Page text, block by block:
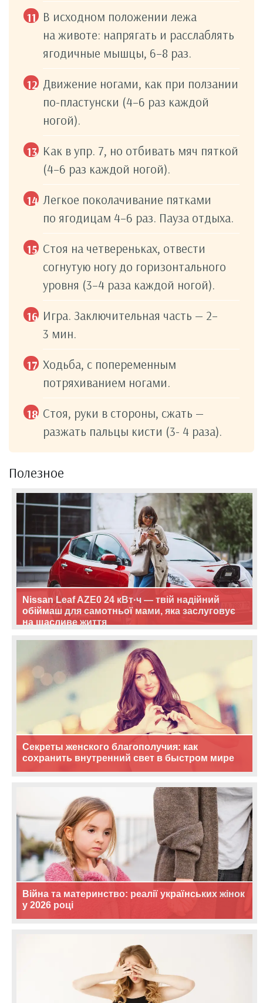
В исходном положении лежа
на животе: напрягать и расслаблять
ягодичные мышцы, 6–8 раз.
Движение ногами, как при ползании
по-пластунски (4–6 раз каждой
ногой).
Как в упр. 7, но отбивать мяч пяткой
(4–6 раз каждой ногой).
Легкое поколачивание пятками
по ягодицам 4–6 раз. Пауза отдыха.
Стоя на четвереньках, отвести
согнутую ногу до горизонтального
уровня (3–4 раза каждой ногой).
Игра. Заключительная часть — 2–
3 мин.
Ходьба, с попеременным
потряхиванием ногами.
Стоя, руки в стороны, сжать —
разжать пальцы кисти (3- 4 раза).
Полезное
Nissan Leaf AZE0 24 кВт·ч — твій надійний
обіймаш для самотньої мами, яка заслуговує
на щасливе життя
Секреты женского благополучия: как
сохранить внутренний свет в быстром мире
Війна та материнство: реалії українських жінок
у 2026 році